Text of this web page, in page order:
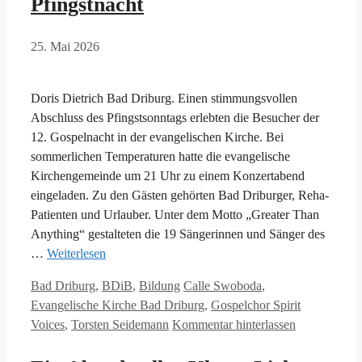
25. Mai 2026
Doris Dietrich Bad Driburg. Einen stimmungsvollen
Abschluss des Pfingstsonntags erlebten die Besucher der
12. Gospelnacht in der evangelischen Kirche. Bei
sommerlichen Temperaturen hatte die evangelische
Kirchengemeinde um 21 Uhr zu einem Konzertabend
eingeladen. Zu den Gästen gehörten Bad Driburger, Reha-
Patienten und Urlauber. Unter dem Motto „Greater Than
Anything“ gestalteten die 19 Sängerinnen und Sänger des
… Weiterlesen
Kategorien
Bad Driburg, BDiB, Bildung Schlagwörter
Calle Swoboda,
Evangelische Kirche Bad Driburg, Gospelchor Spirit
Voices, Torsten Seidemann Kommentar hinterlassen